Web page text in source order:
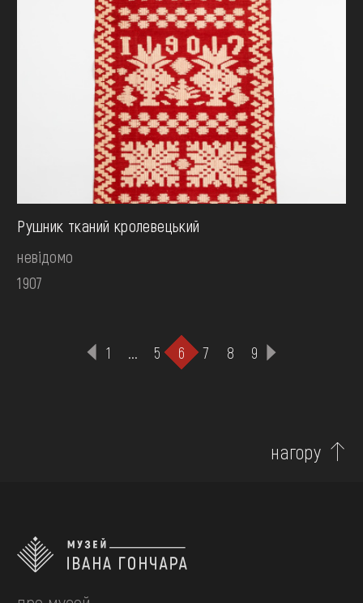
Рушник тканий кролевецький
невідомо
1907
1 ... 5 6 7 8 9
нагору